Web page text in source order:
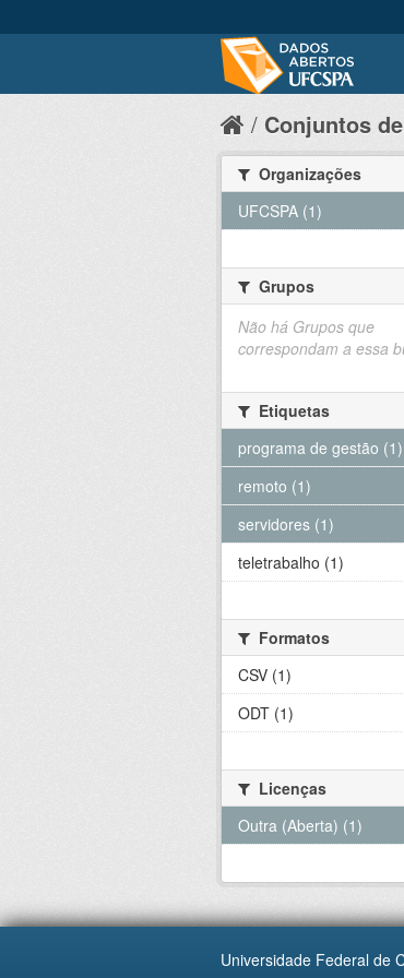
Conjuntos
Organizações
UFCSPA (1)
Grupos
Não há Grupos que
correspondam a essa
Etiquetas
programa de gestão (1)
remoto (1)
servidores (1)
teletrabalho (1)
Formatos
CSV (1)
ODT (1)
Licenças
Outra (Aberta) (1)
Universidade Federal de